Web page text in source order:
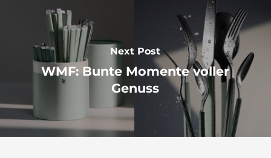
Next Post
WMF: Bunte Momente voller
Genuss